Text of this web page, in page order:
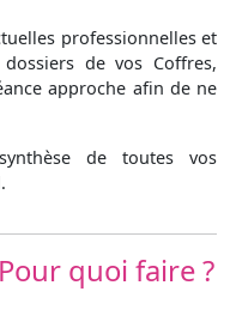
professionnelles et
de vos Coffres,
approche afin de ne
de toutes vos
quoi faire ?